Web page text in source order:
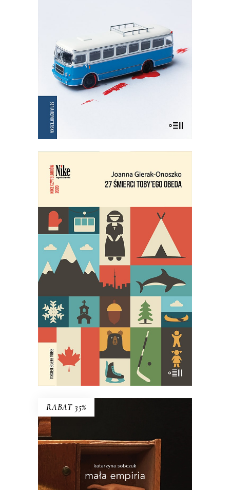
35.75
KSIĄŻKA DO KOSZYKA
E-BOOK DO KOSZYKA
27 ŚMIERCI TOBY’EGO OBEDA
Najgłośniejszy debiut reporterski
ostatnich lat!
29.95
RABAT 35%
MAŁA EMPIRIA